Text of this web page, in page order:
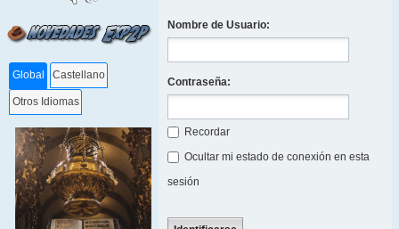
Global Castellano
Otros Idiomas
Nombre de Usuario:
Contraseña:
Recordar
Ocultar mi estado de conexión en esta
sesión